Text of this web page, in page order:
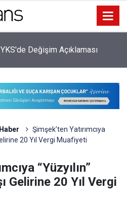
Değişim Açıklaması
Şimşek’ten Yatırımcıya
20 Yıl Vergi Muafiyeti
“Yüzyılın”
Gelirine 20 Yıl Vergi